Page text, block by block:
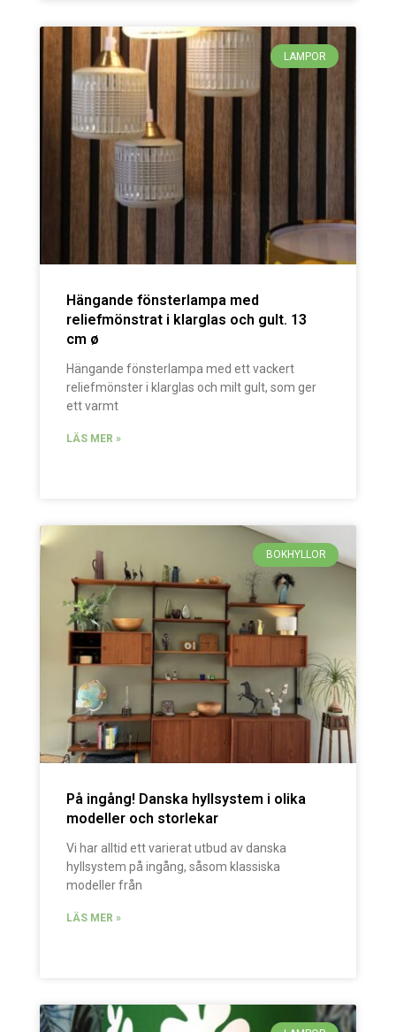
LAMPOR
Hängande fönsterlampa med
reliefmönstrat i klarglas och gult. 13
cm ø
Hängande fönsterlampa med ett vackert
reliefmönster i klarglas och milt gult, som ger
ett varmt
LÄS MER »
BOKHYLLOR
På ingång! Danska hyllsystem i olika
modeller och storlekar
Vi har alltid ett varierat utbud av danska
hyllsystem på ingång, såsom klassiska
modeller från
LÄS MER »